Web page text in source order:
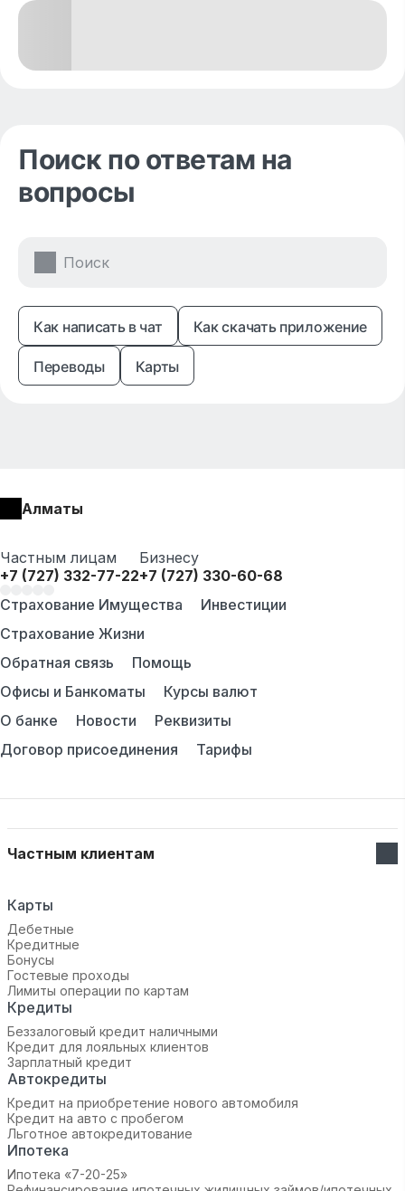
Поиск по ответам на
вопросы
Как написать в чат Как скачать приложение
Переводы Карты
Алматы
Частным лицам
+7 (727) 332-77-22
Бизнесу
+7 (727) 330-60-68
Страхование Имущества
Инвестиции
Страхование Жизни
Обратная связь
Помощь
Офисы и Банкоматы
Курсы валют
О банке
Новости
Реквизиты
Договор присоединения
Тарифы
Частным клиентам
Карты
Дебетные
Кредитные
Бонусы
Гостевые проходы
Лимиты операции по картам
Кредиты
Беззалоговый кредит наличными
Кредит для лояльных клиентов
Зарплатный кредит
Автокредиты
Кредит на приобретение нового автомобиля
Кредит на авто с пробегом
Льготное автокредитование
Ипотека
Ипотека «7-20-25»‬